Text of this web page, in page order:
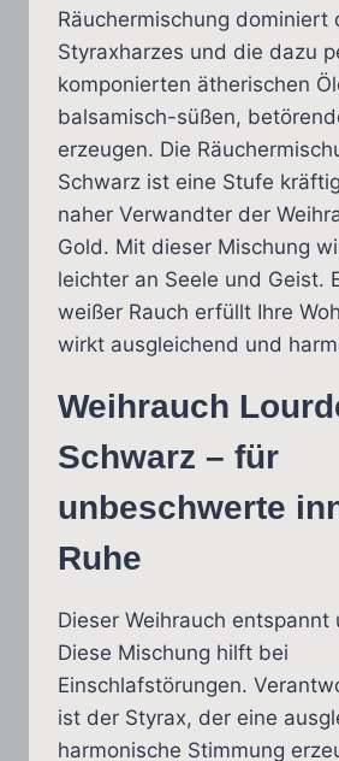
Räuchermischung dominiert
Styraxharzes und die dazu
komponierten ätherischen
balsamisch-süßen,
erzeugen. Die
Schwarz ist eine Stufe
naher Verwandter der
Gold. Mit dieser Mischung
leichter an Seele und Geist.
weißer Rauch erfüllt Ihre
wirkt ausgleichend und
Weihrauch
Schwarz – für
unbeschwerte
Ruhe
Dieser Weihrauch entspannt
Diese Mischung hilft bei
Einschlafstörungen.
ist der Styrax, der eine
harmonische Stimmung